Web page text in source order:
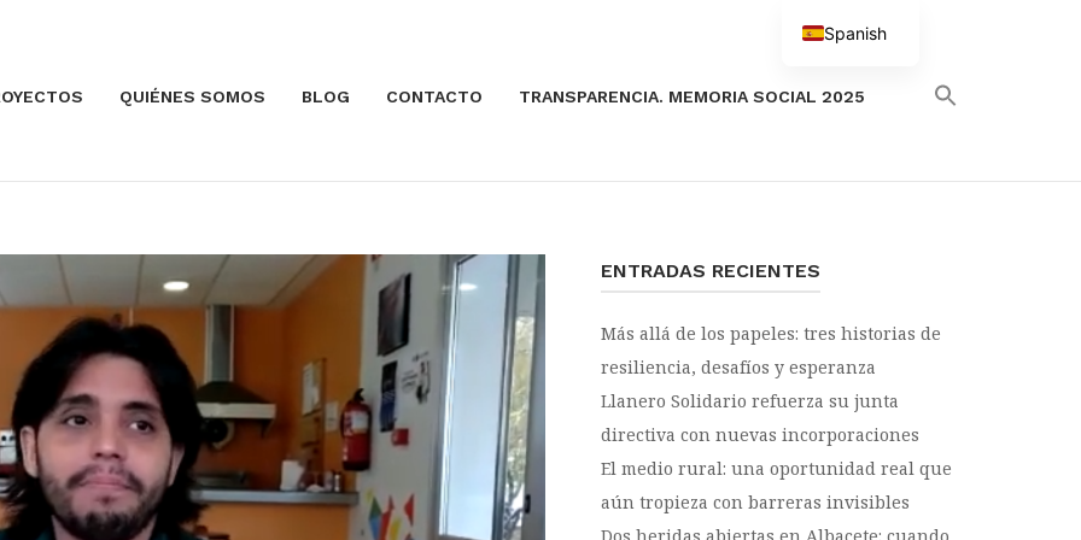
QUIÉNES SOMOS BLOG CONTACTO TRANSPARENCIA. MEMORIA SOCIAL 2025
ENTRADAS RECIENTES
Más allá de los papeles: tres historias de
resiliencia, desafíos y esperanza
Llanero Solidario refuerza su junta
directiva con nuevas incorporaciones
El medio rural: una oportunidad real que
aún tropieza con barreras invisibles
Spanish